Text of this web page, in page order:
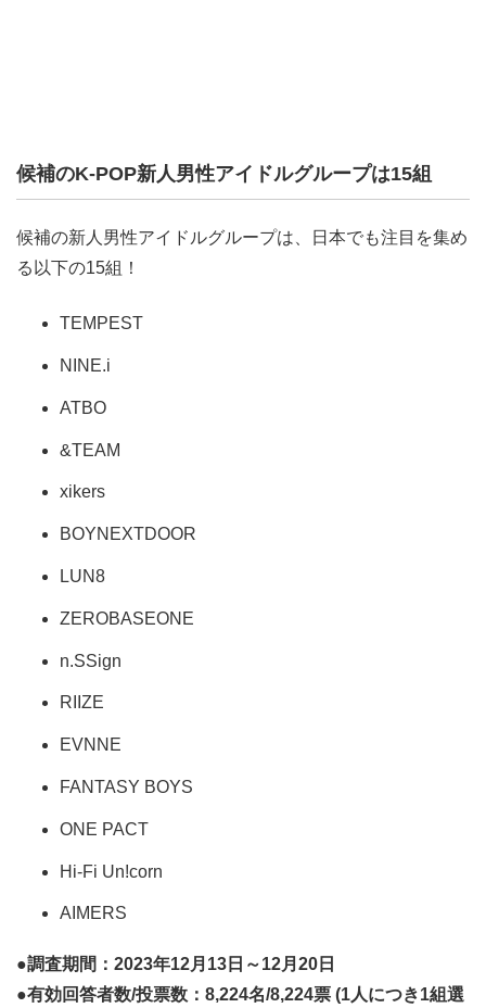
候補のK-POP新人男性アイドルグループは15組
候補の新人男性アイドルグループは、日本でも注目を集め
る以下の15組！
TEMPEST
NINE.i
ATBO
&TEAM
xikers
BOYNEXTDOOR
LUN8
ZEROBASEONE
n.SSign
RIIZE
EVNNE
FANTASY BOYS
ONE PACT
Hi-Fi Un!corn
AIMERS
●調査期間：2023年12月13日～12月20日
●有効回答者数/投票数：8,224名/8,224票 (1人につき1組選